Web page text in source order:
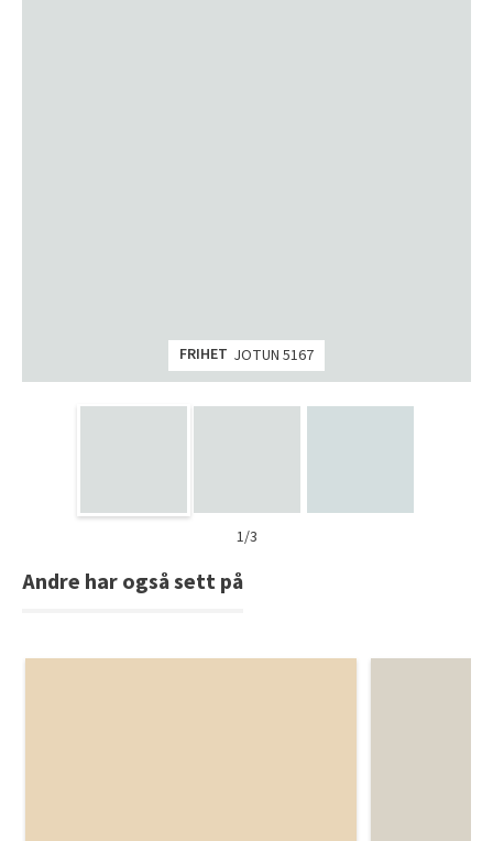
FRIHET JOTUN 5167
1/3
Andre har også sett på